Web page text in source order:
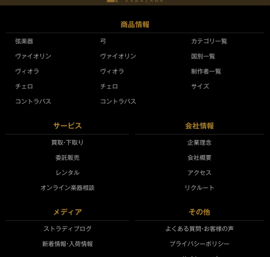
商品情報
弦楽器
ヴァイオリン
ヴィオラ
チェロ
コントラバス
弓
ヴァイオリン
ヴィオラ
チェロ
コントラバス
カテゴリ一覧
国別一覧
制作者一覧
サイズ
サービス
買取•下取り
委託販売
レンタル
オンライン楽器相談
会社情報
企業理念
会社概要
アクセス
リクルート
メディア
ストラディブログ
新着情報•入荷情報
その他
よくある質問•お客様の声
プライバシーポリシー